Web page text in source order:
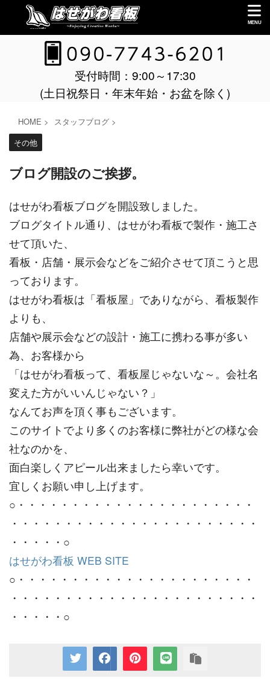
受付時間：9:00～17:30
(土日祝祭日・年末年始・お盆を除く)
HOME > スタッフブログ >
その他
ブログ開設のご挨拶。
はせがわ看板ブログを開設致しました。
ブログタイトル通り、はせがわ看板で製作・施工さ
せて頂いた、
看板・店舗・展示会などをご紹介させて頂こうと思
っております。
はせがわ看板は「看板屋」でありながら、看板製作
よりも、
店舗や展示会などの設計・施工に携わる事が多い
為、お客様から
「はせがわ看板って、看板屋じゃないな～。会社名
変えた方がいいんじゃない？」
なんてお声を頂く事もございます。
このサイトでより多くのお客様に弊社がどの様な会
社なのかを、
面白楽しくアピール出来ましたら幸いです。
宜しくお願い申し上げます。
○・・・・・・・・・・・・・・・・・・・・・・
・・・・・・・・・・・・・・・・・・・・・・・
・・・・・○
はせがわ看板 WEB SITE
○・・・・・・・・・・・・・・・・・・・・・・
・・・・・・・・・・・・・・・・・・・・・・・
・・・・・○